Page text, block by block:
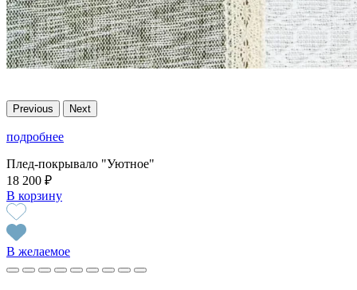
Previous Next
подробнее
Плед-покрывало "Уютное"
18 200 ₽
В корзину
В желаемое